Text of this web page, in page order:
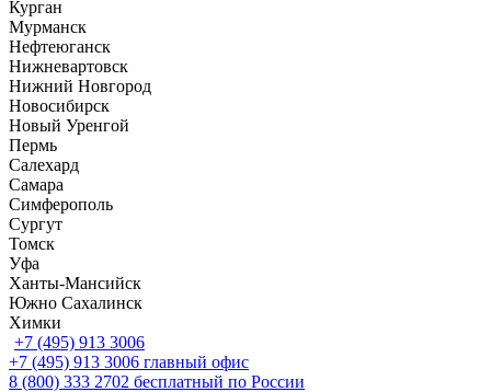
Курган
Мурманск
Нефтеюганск
Нижневартовск
Нижний Новгород
Новосибирск
Новый Уренгой
Пермь
Салехард
Самара
Симферополь
Сургут
Томск
Уфа
Ханты-Мансийск
Южно Сахалинск
Химки
+7 (495) 913 3006
+7 (495) 913 3006 главный офис
8 (800) 333 2702 бесплатный по России